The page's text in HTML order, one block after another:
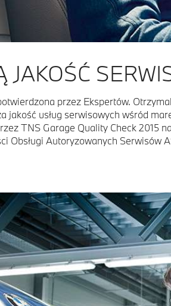
JAKOŚĆ
przez Ekspertów.
jakość usług serwisowych wśród
TNS Garage Quality Check 2015
Obsługi Autoryzowanych Serwisów
badań rynku
dostępne na rynku polskim